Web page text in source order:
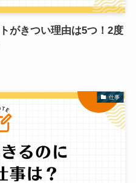
がきつい理由は5つ！2度
仕事